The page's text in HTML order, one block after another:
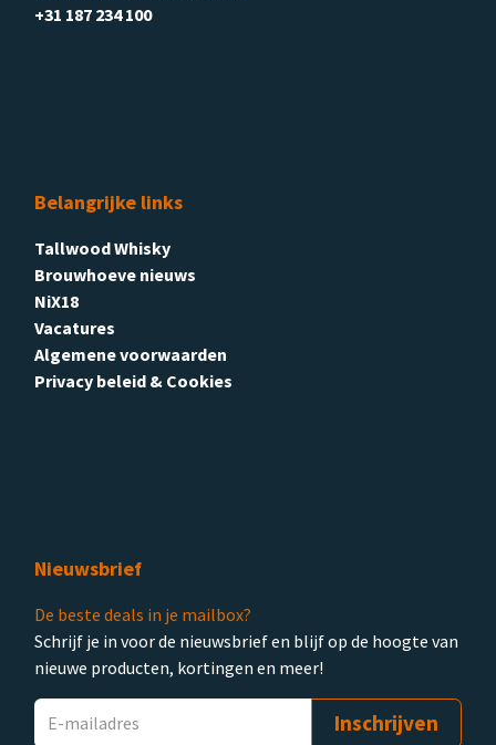
+31 187 234 100
Belangrijke links
Tallwood Whisky
Brouwhoeve nieuws
NiX18
Vacatures
Algemene voorwaarden
Privacy beleid & Cookies
Nieuwsbrief
De beste deals in je mailbox?
Schrijf je in voor de nieuwsbrief en blijf op de hoogte van
nieuwe producten, kortingen en meer!
Inschrijven